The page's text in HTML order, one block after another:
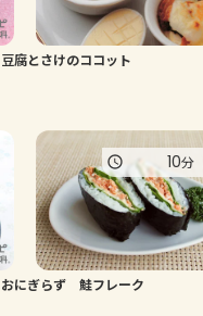
豆腐とさけのココット
おにぎらず 鮭フレーク
10分